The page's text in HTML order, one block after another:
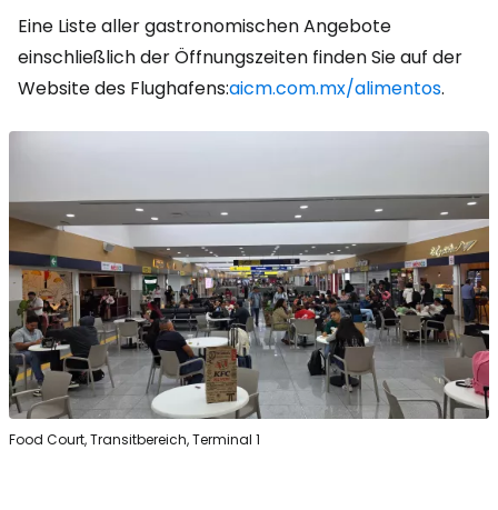
Eine Liste aller gastronomischen Angebote
einschließlich der Öffnungszeiten finden Sie auf der
Website des Flughafens:aicm.com.mx/alimentos.
Food Court, Transitbereich, Terminal 1